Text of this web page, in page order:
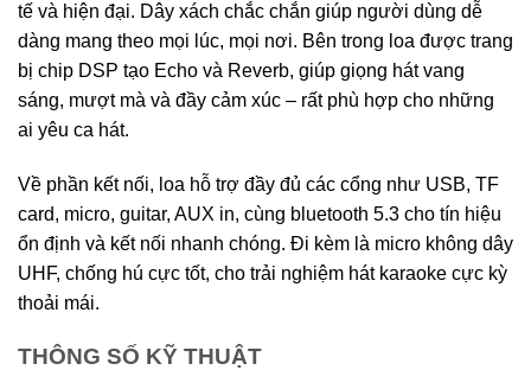
tế và hiện đại. Dây xách chắc chắn giúp người dùng dễ
dàng mang theo mọi lúc, mọi nơi. Bên trong loa được trang
bị chip DSP tạo Echo và Reverb, giúp giọng hát vang
sáng, mượt mà và đầy cảm xúc – rất phù hợp cho những
ai yêu ca hát.
Về phần kết nối, loa hỗ trợ đầy đủ các cổng như USB, TF
card, micro, guitar, AUX in, cùng bluetooth 5.3 cho tín hiệu
ổn định và kết nối nhanh chóng. Đi kèm là micro không dây
UHF, chống hú cực tốt, cho trải nghiệm hát karaoke cực kỳ
thoải mái.
THÔNG SỐ KỸ THUẬT